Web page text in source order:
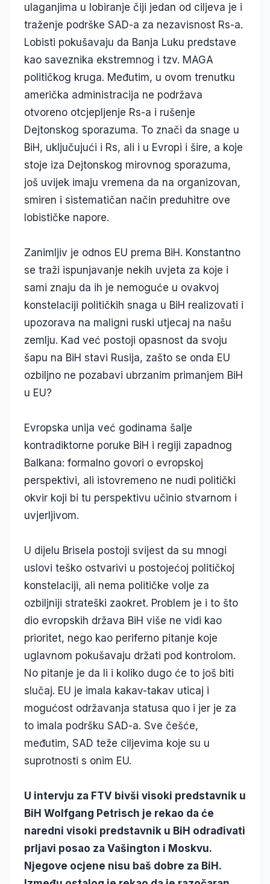
ulaganjima u lobiranje čiji jedan od ciljeva je i
traženje podrške SAD-a za nezavisnost Rs-a.
Lobisti pokušavaju da Banja Luku predstave
kao saveznika ekstremnog i tzv. MAGA
političkog kruga. Međutim, u ovom trenutku
američka administracija ne podržava
otvoreno otcjepljenje Rs-a i rušenje
Dejtonskog sporazuma. To znači da snage u
BiH, uključujući i Rs, ali i u Evropi i šire, a koje
stoje iza Dejtonskog mirovnog sporazuma,
još uvijek imaju vremena da na organizovan,
smiren i sistematičan način preduhitre ove
lobističke napore.
Zanimljiv je odnos EU prema BiH. Konstantno
se traži ispunjavanje nekih uvjeta za koje i
sami znaju da ih je nemoguće u ovakvoj
konstelaciji političkih snaga u BiH realizovati i
upozorava na maligni ruski utjecaj na našu
zemlju. Kad već postoji opasnost da svoju
šapu na BiH stavi Rusija, zašto se onda EU
ozbiljno ne pozabavi ubrzanim primanjem BiH
u EU?
Evropska unija već godinama šalje
kontradiktorne poruke BiH i regiji zapadnog
Balkana: formalno govori o evropskoj
perspektivi, ali istovremeno ne nudi politički
okvir koji bi tu perspektivu učinio stvarnom i
uvjerljivom.
U dijelu Brisela postoji svijest da su mnogi
uslovi teško ostvarivi u postojećoj političkoj
konstelaciji, ali nema političke volje za
ozbiljniji strateški zaokret. Problem je i to što
dio evropskih država BiH više ne vidi kao
prioritet, nego kao periferno pitanje koje
uglavnom pokušavaju držati pod kontrolom.
No pitanje je da li i koliko dugo će to još biti
slučaj. EU je imala kakav-takav uticaj i
mogućost održavanja statusa quo i jer je za
to imala podršku SAD-a. Sve češće,
međutim, SAD teže ciljevima koje su u
suprotnosti s onim EU.
U intervju za FTV bivši visoki predstavnik u
BiH Wolfgang Petrisch je rekao da će
naredni visoki predstavnik u BiH odrađivati
prljavi posao za Vašington i Moskvu.
Njegove ocjene nisu baš dobre za BiH.